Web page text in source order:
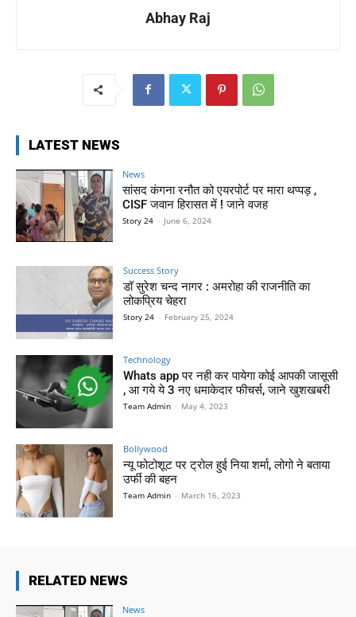
Abhay Raj
LATEST NEWS
News
सांसद कंगना रनौत को एयरपोर्ट पर मारा थप्पड़ ,
CISF जवान हिरासत में ! जाने वजह
Story 24 - June 6, 2024
Success Story
डॉ सुरेश चन्द नागर : अमरोहा की राजनीति का
लोकप्रिय चेहरा
Story 24 - February 25, 2024
Technology
Whats app पर नही कर पायेगा कोई आपकी जासूसी
, आ गये ये 3 नए धमाकेदार फीचर्स, जाने खुशखबरी
Team Admin - May 4, 2023
Bollywood
न्यू फोटोशूट पर ट्रोल हुई निया शर्मा, लोगो ने बताया
उर्फी की बहन
Team Admin - March 16, 2023
RELATED NEWS
News